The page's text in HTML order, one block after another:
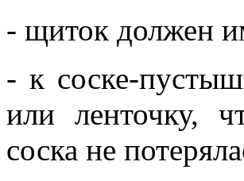
- щиток должен
- к соске-
или ленточку,
соска не